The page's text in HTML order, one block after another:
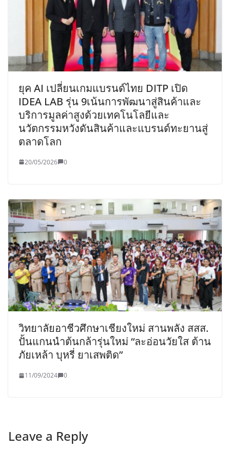
ยุค AI เปลี่ยนเกมแบรนด์ไทย DITP เปิด
IDEA LAB รุ่น 9เน้นการพัฒนาสู่สินค้าและ
บริการมูลค่าสูงด้วยเทคโนโลยีและ
นวัตกรรมหวังดันสินค้าและแบรนด์ทะยานสู่
ตลาดโลก
20/05/2026 0
วิทยาลัยอาชีวศึกษาเชียงใหม่ สานพลัง สสส.
ปั้นแกนนำต้นกล้ารุ่นใหม่ “ละอ่อนวัยใส ต้าน
ภัยเหล้า บุหรี่ ยาเสพติด”
11/09/2024 0
Leave a Reply